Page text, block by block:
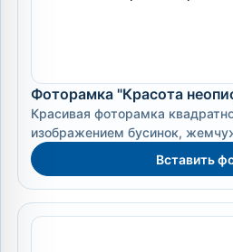
Фоторамка "Красота
Красивая фоторамка
изображением бусинок,
Вставить